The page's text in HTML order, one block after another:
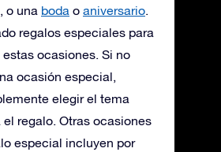
, o una boda o aniversario.
regalos especiales para
ocasiones. Si no
ocasión especial,
elegir el tema
el regalo. Otras ocasiones
especial incluyen por